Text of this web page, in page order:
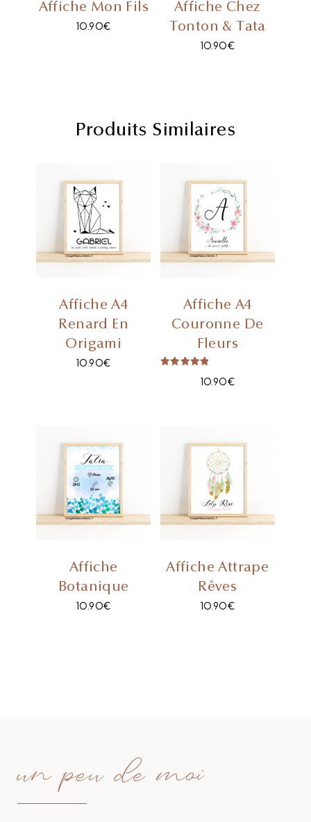
Affiche Mon Fils
10.90€
Affiche Chez
Tonton & Tata
10.90€
Produits Similaires
Affiche A4
Renard En
Origami
10.90€
Affiche A4
Couronne De
Fleurs
10.90€
Affiche
Botanique
10.90€
Affiche Attrape
Rêves
10.90€
un peu de moi